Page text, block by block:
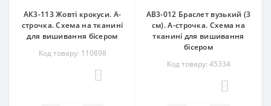
АК3-113 Жовті крокуси. А-
строчка. Схема на тканині
для вишивання бісером
Код товару: 110898
АВ3-012 Браслет вузький (3
см). А-строчка. Схема на
тканині для вишивання
бісером
Код товару: 45334